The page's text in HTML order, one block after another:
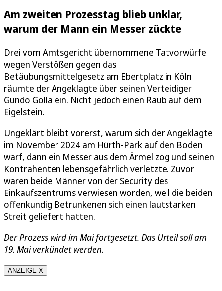
Am zweiten Prozesstag blieb unklar,
warum der Mann ein Messer zückte
Drei vom Amtsgericht übernommene Tatvorwürfe
wegen Verstößen gegen das
Betäubungsmittelgesetz am Ebertplatz in Köln
räumte der Angeklagte über seinen Verteidiger
Gundo Golla ein. Nicht jedoch einen Raub auf dem
Eigelstein.
Ungeklärt bleibt vorerst, warum sich der Angeklagte
im November 2024 am Hürth-Park auf den Boden
warf, dann ein Messer aus dem Ärmel zog und seinen
Kontrahenten lebensgefährlich verletzte. Zuvor
waren beide Männer von der Security des
Einkaufszentrums verwiesen worden, weil die beiden
offenkundig Betrunkenen sich einen lautstarken
Streit geliefert hatten.
Der Prozess wird im Mai fortgesetzt. Das Urteil soll am
19. Mai verkündet werden.
ANZEIGE X